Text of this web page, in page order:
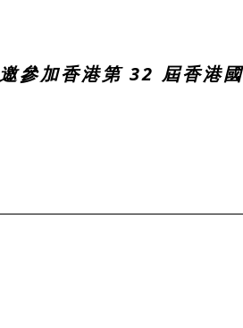
參加香港第 32 屆香港